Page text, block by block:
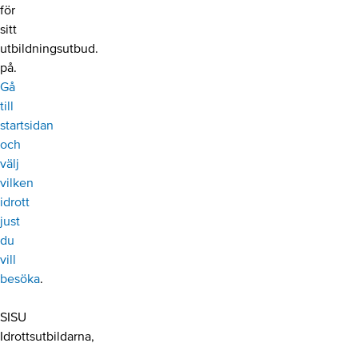
för
sitt
utbildningsutbud.
på.
Gå
till
startsidan
och
välj
vilken
idrott
just
du
vill
besöka.
SISU
Idrottsutbildarna,